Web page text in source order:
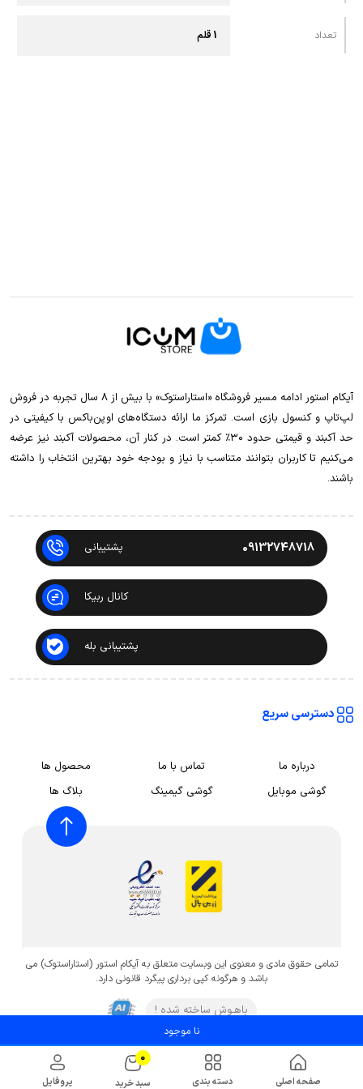
صفحه اصلی دسته بندی
0
سبد خرید پروفایل
تعداد 1 قلم
آیکام استور ادامه مسیر فروشگاه «استاراستوک» با بیش از ۸ سال تجربه در فروش
لپ‌تاپ و کنسول بازی است. تمرکز ما ارائه دستگاه‌های اوپن‌باکس با کیفیتی در
حد آکبند و قیمتی حدود ۳۰٪ کمتر است. در کنار آن، محصولات آکبند نیز عرضه
می‌کنیم تا کاربران بتوانند متناسب با نیاز و بودجه خود بهترین انتخاب را داشته
باشند.
09132748718 پشتیبانی
کانال ربیکا
پشتیبانی بله
دسترسی سریع
درباره ما تماس با ما
محصول ها
گوشی موبایل
گوشی گیمینگ بلاگ ها
تمامی حقوق مادی و معنوی این وبسایت متعلق به آیکام استور (استاراستوک) می
باشد و هرگونه کپی برداری پیگرد قانونی دارد.
باهـوش ساخته شده !
نا موجود